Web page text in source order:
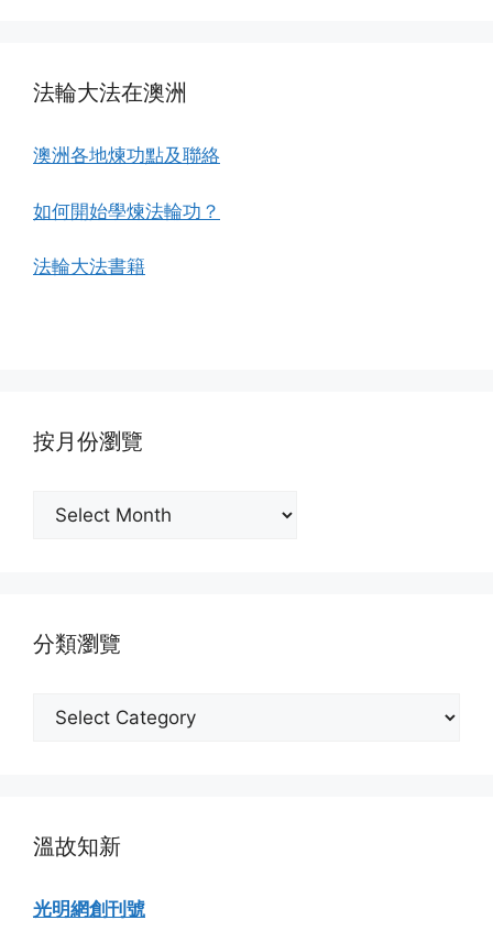
法輪大法在澳洲
澳洲各地煉功點及聯絡
如何開始學煉法輪功？
法輪大法書籍
按月份瀏覽
分類瀏覽
溫故知新
光明網創刊號